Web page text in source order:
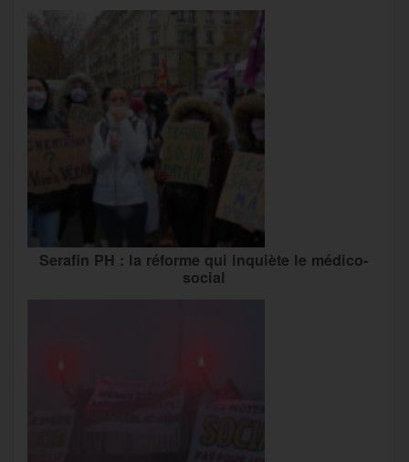
Serafin PH : la réforme qui inquiète le médico-
social